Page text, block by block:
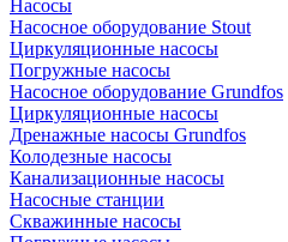
Насосы
Насосное оборудование Stout
Циркуляционные насосы
Погружные насосы
Насосное оборудование Grundfos
Циркуляционные насосы
Дренажные насосы Grundfos
Колодезные насосы
Канализационные насосы
Насосные станции
Скважинные насосы